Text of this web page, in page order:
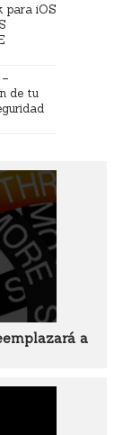
para iOS
de tu
a